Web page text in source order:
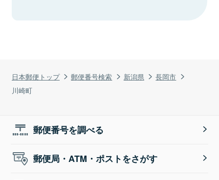
日本郵便トップ 郵便番号検索 新潟県
長岡市
川崎町
郵便番号を調べる
郵便局・ATM・ポストをさがす